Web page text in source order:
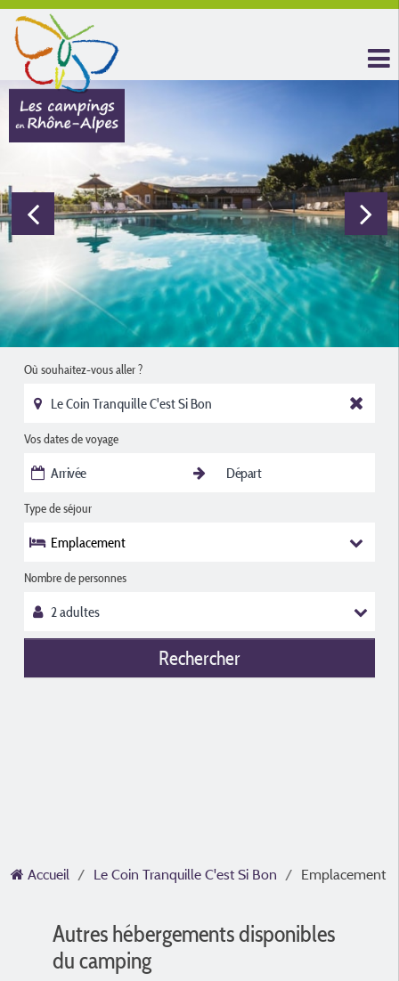
Où souhaitez-vous aller ?
Vos dates de voyage
Type de séjour
Emplacement
Nombre de personnes
Rechercher
Accueil Le Coin Tranquille C'est Si Bon Emplacement
Autres hébergements disponibles
du camping